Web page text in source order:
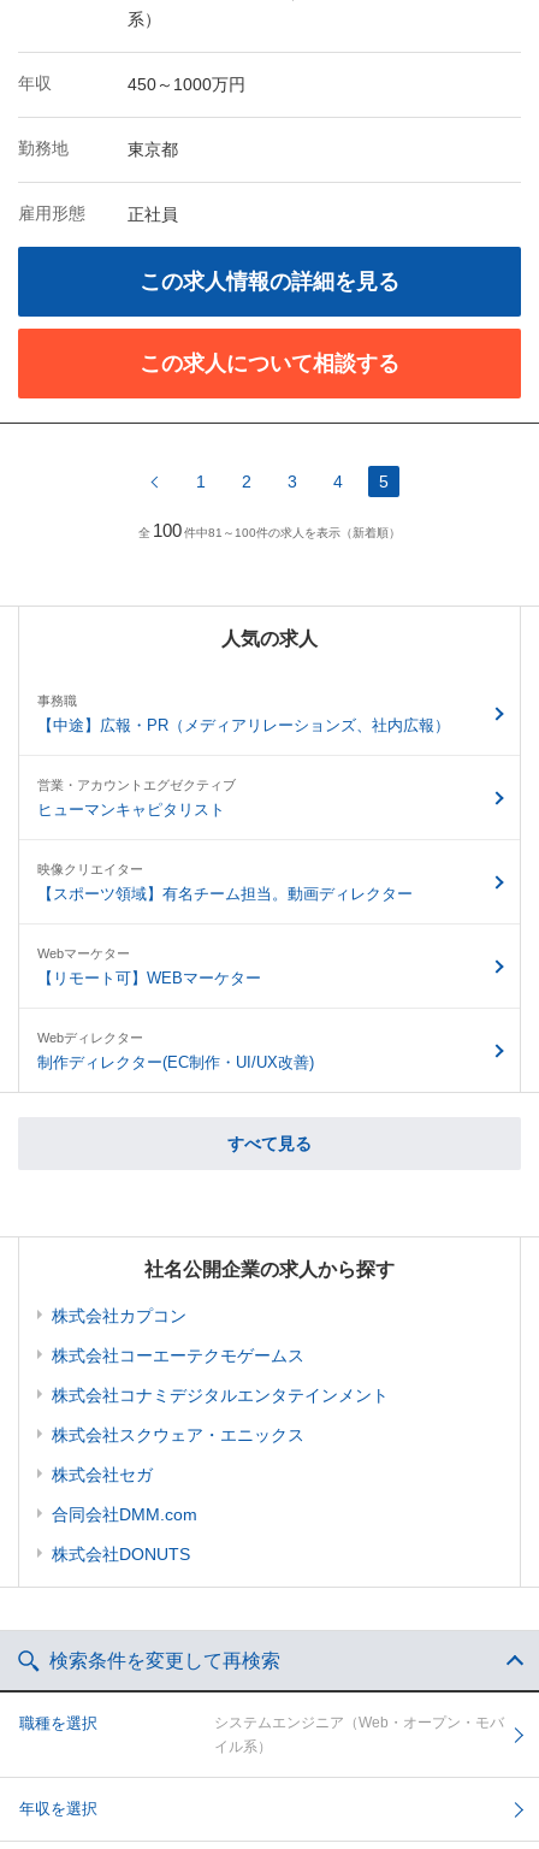
系）
年収 450～1000万円
勤務地 東京都
雇用形態 正社員
この求人情報の詳細を見る
この求人について相談する
1 2 3 4 5
全 100件中81～100件の求人を表示（新着順）
人気の求人
事務職
【中途】広報・PR（メディアリレーションズ、社内広報）
営業・アカウントエグゼクティブ
ヒューマンキャピタリスト
映像クリエイター
【スポーツ領域】有名チーム担当。動画ディレクター
Webマーケター
【リモート可】WEBマーケター
Webディレクター
制作ディレクター(EC制作・UI/UX改善)
すべて見る
社名公開企業の求人から探す
株式会社カプコン
株式会社コーエーテクモゲームス
株式会社コナミデジタルエンタテインメント
株式会社スクウェア・エニックス
株式会社セガ
合同会社DMM.com
株式会社DONUTS
検索条件を変更して再検索
職種を選択
システムエンジニア（Web・オープン・モバ
イル系）
年収を選択